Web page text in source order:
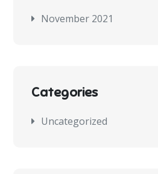
November 2021
Categories
Uncategorized